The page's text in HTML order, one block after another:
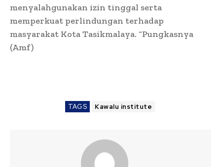
menyalahgunakan izin tinggal serta
memperkuat perlindungan terhadap
masyarakat Kota Tasikmalaya. “Pungkasnya
(Amf)
TAGS Kawalu institute